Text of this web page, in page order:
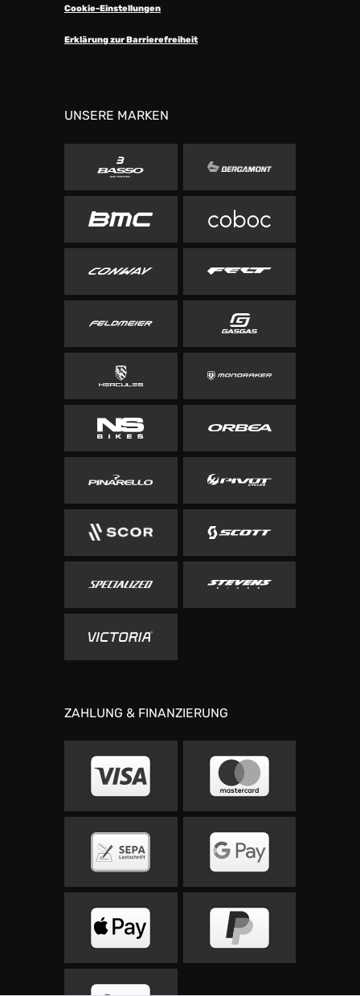
Cookie-Einstellungen
Erklärung zur Barrierefreiheit
UNSERE MARKEN
ZAHLUNG & FINANZIERUNG